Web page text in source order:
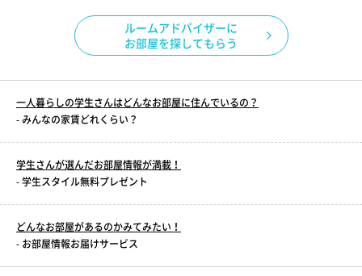
ルームアドバイザーに
お部屋を探してもらう
一人暮らしの学生さんはどんなお部屋に住んでいるの？
- みんなの家賃どれくらい？
学生さんが選んだお部屋情報が満載！
- 学生スタイル無料プレゼント
どんなお部屋があるのかみてみたい！
- お部屋情報お届けサービス